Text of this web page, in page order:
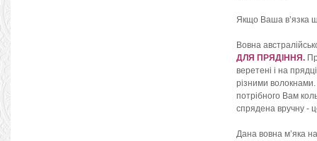
Якщо Ваша в’язка
Вовна
ДЛЯ ПРЯДІННЯ.
веретені і на
різними
потрібного Вам
спрядена вручну -
Дана вовна м’яка